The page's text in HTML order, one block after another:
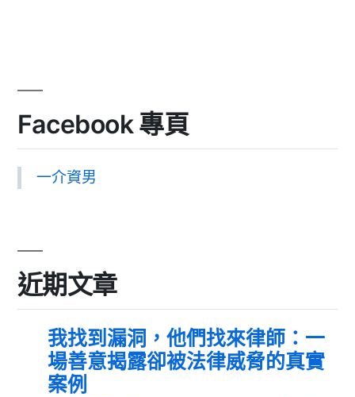
Facebook 專頁
一介資男
近期文章
我找到漏洞，他們找來律師：一
場善意揭露卻被法律威脅的真實
案例